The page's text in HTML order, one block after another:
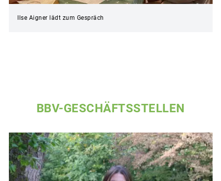
Ilse Aigner lädt zum Gespräch
BBV-GESCHÄFTSSTELLEN